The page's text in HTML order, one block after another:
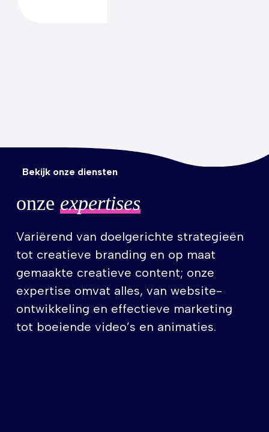
Bekijk onze diensten
onze expertises
Variërend van doelgerichte strategieën
tot creatieve branding en op maat
gemaakte creatieve content; onze
expertise omvat alles, van website-
ontwikkeling en effectieve marketing
tot boeiende video’s en animaties.